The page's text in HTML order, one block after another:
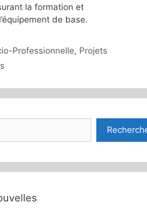
la formation et
de base.
Professionnelle, Projets